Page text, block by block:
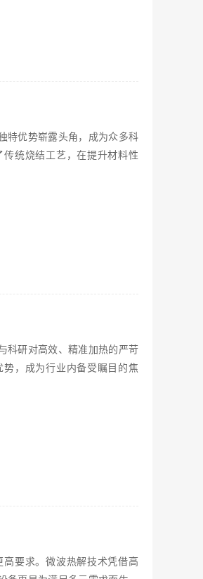
特优势崭露头角，成为众多科
统烧结工艺，在提升材料性
科研对高效、精准加热的严苛
，成为行业内备受瞩目的焦
要求。微波热解技术凭借高